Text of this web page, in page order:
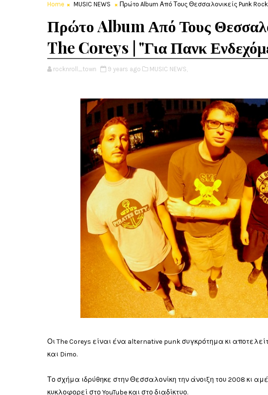
Home MUSIC NEWS Πρώτο Album Από Τους Θεσσαλονικείς Punk
Πρώτο Album Από Τους
The Coreys | "Για Πανκ
rocknroll_town 9 years ago MUSIC NEWS,
Οι The Coreys είναι ένα alternative punk συγκρότημα κι
και Dimo.
Το σχήμα ιδρύθηκε στην Θεσσαλονίκη την άνοιξη του 2008 κι
κυκλοφορεί στο YouTube και στο διαδίκτυο.